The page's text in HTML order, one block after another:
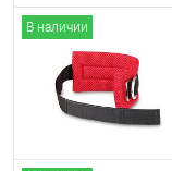
В наличии